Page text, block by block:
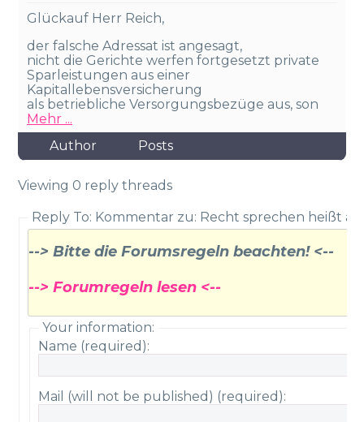
Glückauf Herr Reich,
der falsche Adressat ist angesagt,
nicht die Gerichte werfen fortgesetzt private
Sparleistungen aus einer
Kapitallebensversicherung
als betriebliche Versorgungsbezüge aus, son
Mehr ...
Author
Posts
Viewing 0 reply threads
Reply To: Kommentar zu: Recht sprechen heißt
--> Bitte die Forumsregeln beachten! <--
--> Forumregeln lesen <--
Your information:
Name (required):
Mail (will not be published) (required):